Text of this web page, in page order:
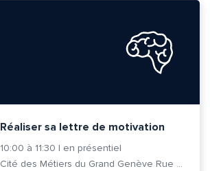
Réaliser sa lettre de motivation
10:00 à 11:30 | en présentiel
Cité des Métiers du Grand Genève Rue Prévost-Martin 6 1205 Genève